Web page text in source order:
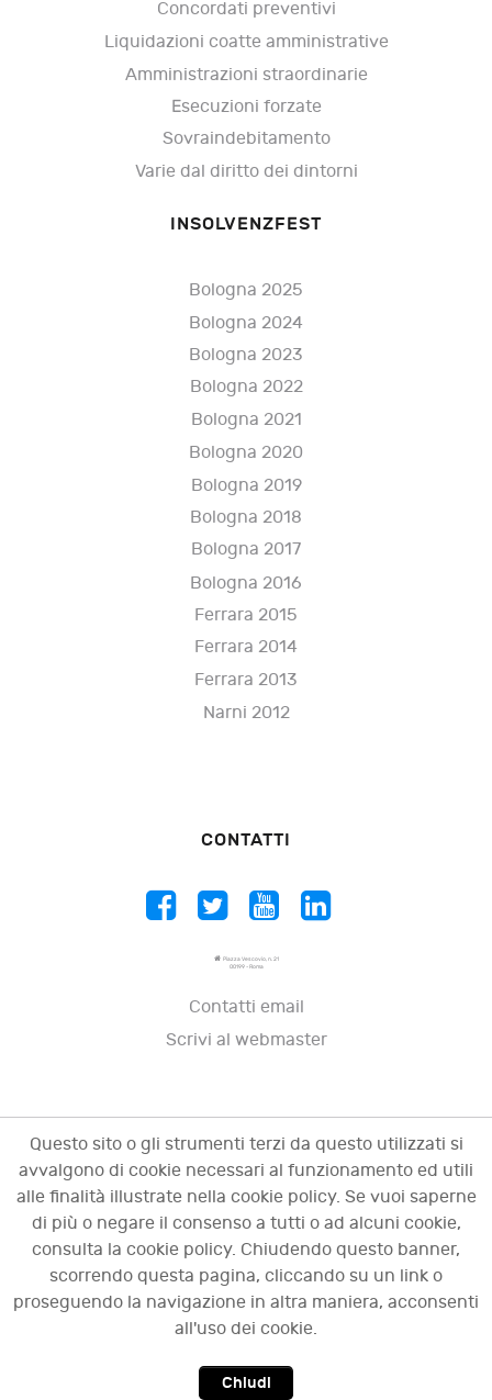
Concordati preventivi
Liquidazioni coatte amministrative
Amministrazioni straordinarie
Esecuzioni forzate
Sovraindebitamento
Varie dal diritto dei dintorni
INSOLVENZFEST
Bologna 2025
Bologna 2024
Bologna 2023
Bologna 2022
Bologna 2021
Bologna 2020
Bologna 2019
Bologna 2018
Bologna 2017
Bologna 2016
Ferrara 2015
Ferrara 2014
Ferrara 2013
Narni 2012
CONTATTI
Piazza Vescovio, n. 21
00199 - Roma
Contatti email
Scrivi al webmaster
© 2009 - 2026 OCI - Osservatorio sulle crisi
d'impresa. Tutti i diritti riservati.
Questo sito o gli strumenti terzi da questo utilizzati si
avvalgono di cookie necessari al funzionamento ed utili
alle finalità illustrate nella cookie policy. Se vuoi saperne
di più o negare il consenso a tutti o ad alcuni cookie,
consulta la cookie policy. Chiudendo questo banner,
scorrendo questa pagina, cliccando su un link o
proseguendo la navigazione in altra maniera, acconsenti
all'uso dei cookie.
Chiudi